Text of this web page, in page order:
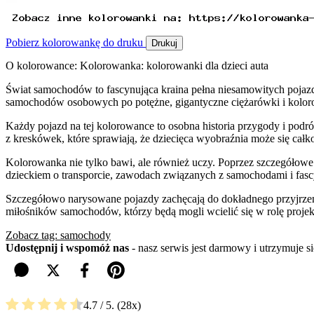
Pobierz kolorowankę do druku Drukuj
O kolorowance: Kolorowanka: kolorowanki dla dzieci auta
Świat samochodów to fascynująca kraina pełna niesamowitych
samochodów osobowych po potężne, gigantyczne ciężarówki i
Każdy pojazd na tej kolorowance to osobna historia przygody i
z kreskówek, które sprawiają, że dziecięca wyobraźnia może się
Kolorowanka nie tylko bawi, ale również uczy. Poprzez
dzieckiem o transporcie, zawodach związanych z samochodami i
Szczegółowo narysowane pojazdy zachęcają do dokładnego
miłośników samochodów, którzy będą mogli wcielić się w rolę
Zobacz tag: samochody
Udostępnij i wspomóż nas - nasz serwis jest darmowy i utrzymuje
4.7 / 5. 28